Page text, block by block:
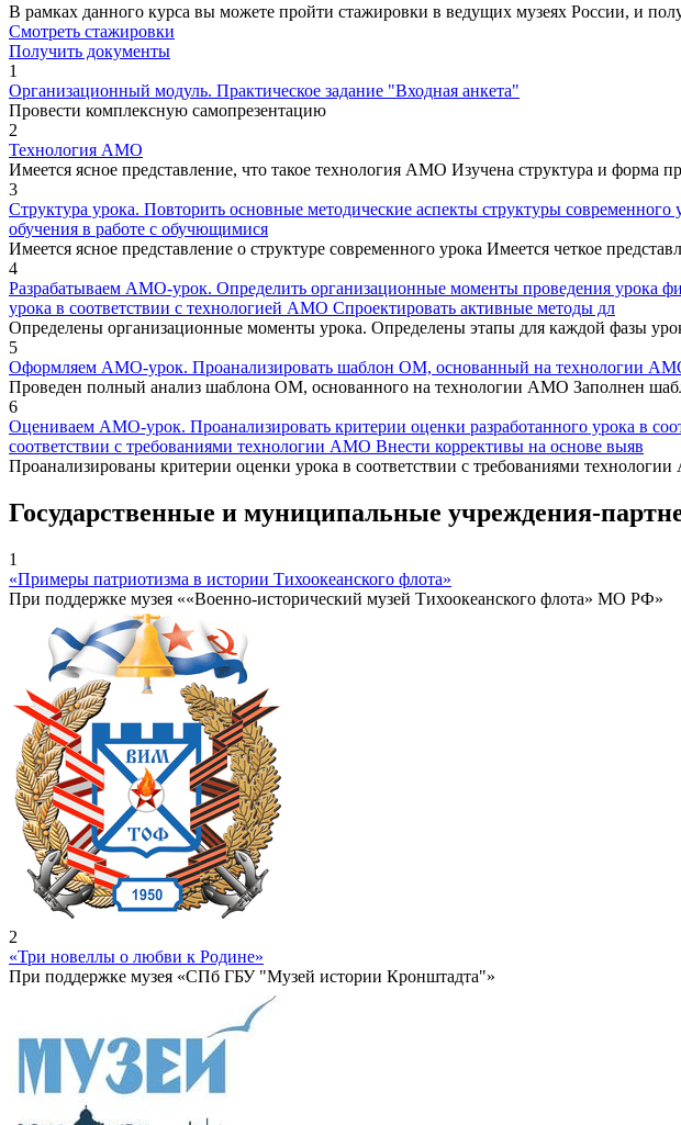
В рамках данного курса вы можете пройти стажировки в ведущих музеях России, и
Смотреть стажировки
Получить документы
1
Организационный модуль. Практическое задание "Входная анкета"
Провести комплексную самопрезентацию
2
Технология АМО
Имеется ясное представление, что такое технология АМО Изучена структура и
3
Структура урока. Повторить основные методические аспекты структуры
обучения в работе с обучющимися
Имеется ясное представление о структуре современного урока Имеется четкое
4
Разрабатываем АМО-урок. Определить организационные моменты проведения урока
урока в соответствии с технологией АМО Спроектировать активные методы дл
Определены организационные моменты урока. Определены этапы для каждой фазы
5
Оформляем АМО-урок. Проанализировать шаблон ОМ, основанный на технологии
Проведен полный анализ шаблона ОМ, основанного на технологии АМО Заполнен
6
Оцениваем АМО-урок. Проанализировать критерии оценки разработанного урока в
соответствии с требованиями технологии АМО Внести коррективы на основе выяв
Проанализированы критерии оценки урока в соответствии с требованиями
Государственные и муниципальные учреждения-
1
«Примеры патриотизма в истории Тихоокеанского флота»
При поддержке музея ««Военно-исторический музей Тихоокеанского флота» МО РФ»
2
«Три новеллы о любви к Родине»
При поддержке музея «СПб ГБУ "Музей истории Кронштадта"»